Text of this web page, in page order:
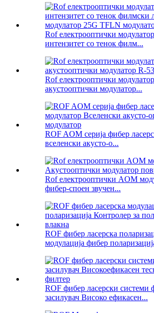
Rof електрооптички
интензитет со тенок филм...
Rof електрооптички
акустооптички модулатор...
ROF AOM серија фибер
вселенски акусто-о...
Rof електрооптички AOM
фибер-споен звучен...
ROF фибер ласерска
модулација фибер
ROF фибер ласерски системи
засилувач Високо ефикасен...